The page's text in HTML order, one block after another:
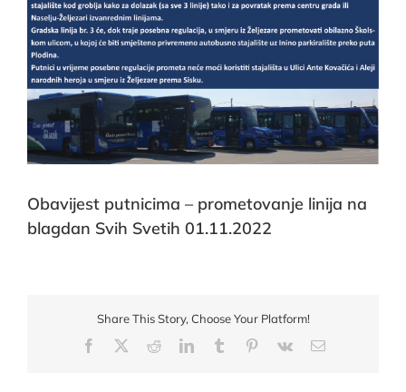
Obavijest putnicima – prometovanje linija na
blagdan Svih Svetih 01.11.2022
Share This Story, Choose Your Platform!
Facebook
RedditLinkedInTumblr Pinterest
Vk Email: